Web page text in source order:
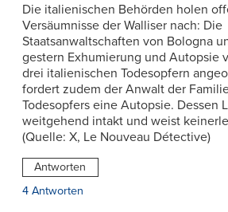
Die italienischen Behörden holen
Versäumnisse der Walliser nach: Die
Staatsanwaltschaften von Bologna
gestern Exhumierung und Autopsie
drei italienischen Todesopfern
fordert zudem der Anwalt der
Todesopfers eine Autopsie. Dessen
weitgehend intakt und weist
(Quelle: X, Le Nouveau Détective)
Antworten
4 Antworten